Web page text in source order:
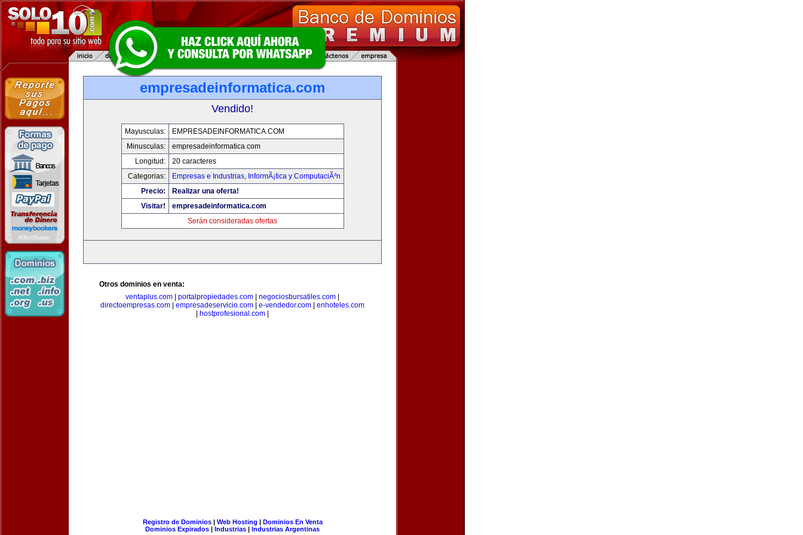
empresadeinformatica.com
Vendido!
Mayusculas:
EMPRESADEINFORMATICA.COM
Minusculas:
empresadeinformatica.com
Longitud:
20 caracteres
Categorias:
Empresas e Industrias, InformÃ¡tica y ComputaciÃ³n
Precio:
Realizar una oferta!
Visitar!
empresadeinformatica.com
Serán consideradas ofertas
Otros dominios en venta:
ventaplus.com
portalpropiedades.com negociosbursatiles.com
directoempresas.com
empresadeservicio.com e-vendedor.com
enhoteles.com
hostprofesional.com
Registro de Dominios| Web Hosting | Dominios En Venta
Dominios Expirados | Industrias | Industrias Argentinas